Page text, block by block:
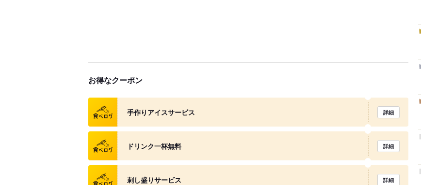
お得なクーポン
クーポン
手作りアイスサービス 詳細
クーポン
ドリンク一杯無料 詳細
クーポン
刺し盛りサービス 詳細